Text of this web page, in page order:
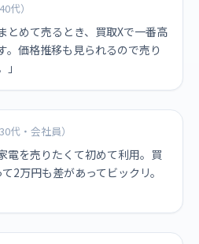
代）
とめて売るとき、買取Xで一番高
。価格推移も見られるので売り
代・会社員）
電を売りたくて初めて利用。買
2万円も差があってビックリ。